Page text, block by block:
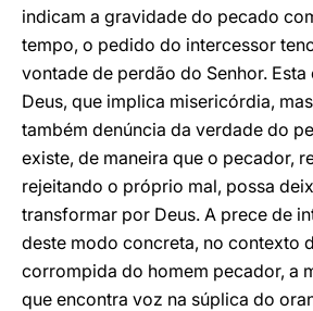
indicam a gravidade do pecado
tempo, o pedido do intercessor
vontade de perdão do Senhor. Esta
Deus, que implica misericórdia,
também denúncia da verdade do
existe, de maneira que o pecador,
rejeitando o próprio mal, possa
transformar por Deus. A prece de
deste modo concreta, no contexto
corrompida do homem pecador, a
que encontra voz na súplica do